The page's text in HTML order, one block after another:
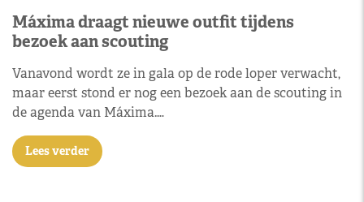
Máxima draagt nieuwe outfit tijdens
bezoek aan scouting
Vanavond wordt ze in gala op de rode loper verwacht,
maar eerst stond er nog een bezoek aan de scouting in
de agenda van Máxima.…
Lees verder